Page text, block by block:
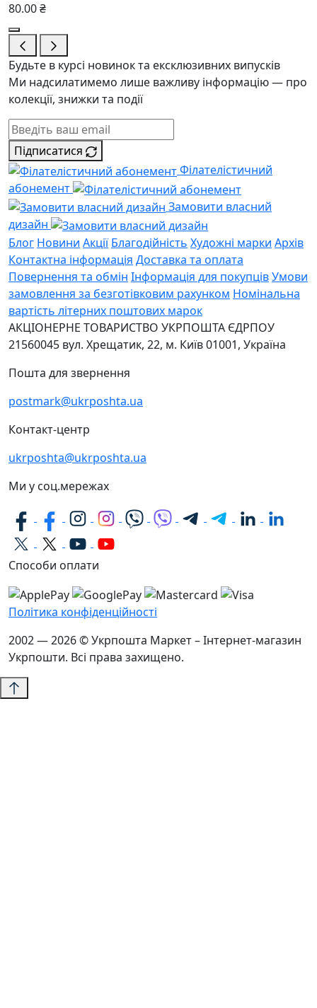
80.00 ₴
Будьте в курсі новинок та ексклюзивних випусків
Ми надсилатимемо лише важливу інформацію — про
колекції, знижки та події
Підписатися
Філателістичний
абонемент
Замовити власний
дизайн
Блог Новини Акції Благодійність Художні марки Архів
Контактна інформація Доставка та оплата
Повернення та обмін Інформація для покупцівУмови
замовлення за безготівковим рахунком Номінальна
вартість літерних поштових марок
АКЦІОНЕРНЕ ТОВАРИСТВО УКРПОШТА ЄДРПОУ
21560045 вул. Хрещатик, 22, м. Київ01001, Україна
Пошта для звернення
postmark@ukrposhta.ua
Контакт-центр
ukrposhta@ukrposhta.ua
Ми у соц.мережах
Способи оплати
Політика конфіденційності
2002 — 2026 © Укрпошта Маркет – Інтернет-магазин
Укрпошти. Всі права захищено.